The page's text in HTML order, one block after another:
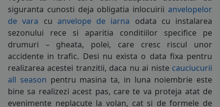
COS (0 PRODUSE)
siguranta cunosti deja obligatia inlocuirii anvelopelor
de vara cu anvelope de iarna odata cu instalarea
sezonului rece si aparitia conditiilor specifice pe
drumuri – gheata, polei, care cresc riscul unor
accidente in trafic. Desi nu exista o data fixa pentru
realizarea acestei tranzitii, daca nu ai niste cauciucurii
all season pentru masina ta, in luna noiembrie este
bine sa realizezi acest pas, care te va proteja atat de
evenimente neplacute la volan, cat si de formele de